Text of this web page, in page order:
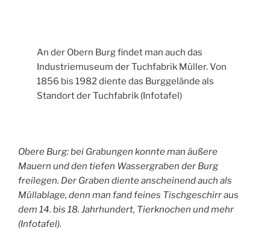
An der Obern Burg findet man auch das
Industriemuseum der Tuchfabrik Müller. Von
1856 bis 1982 diente das Burggelände als
Standort der Tuchfabrik (Infotafel)
Obere Burg: bei Grabungen konnte man äußere
Mauern und den tiefen Wassergraben der Burg
freilegen. Der Graben diente anscheinend auch als
Müllablage, denn man fand feines Tischgeschirr aus
dem 14. bis 18. Jahrhundert, Tierknochen und mehr
(Infotafel).